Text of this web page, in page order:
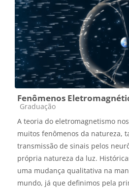
Fenômenos
Categoria do curso
Graduação
A teoria do eletromagnetismo
muitos fenômenos da natureza,
transmissão de sinais pelos
própria natureza da luz.
uma mudança qualitativa na
mundo, já que definimos pela